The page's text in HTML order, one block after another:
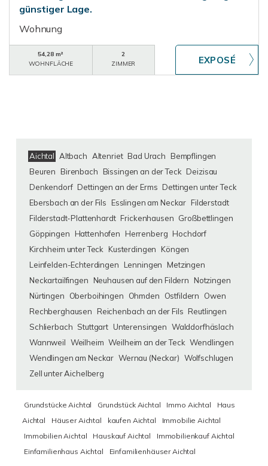
günstiger Lage.
Wohnung
54,28 m²
WOHNFLÄCHE
2
ZIMMER
Aichtal Altbach Altenriet Bad Urach
Bempflingen
Beuren
Birenbach Bissingen an der Teck Deizisau
Denkendorf Dettingen an der Erms Dettingen unter Teck
Ebersbach an der Fils
Esslingen am Neckar Filderstadt
Filderstadt-Plattenhardt Frickenhausen Großbettlingen
Göppingen
Hattenhofen Herrenberg Hochdorf
Kirchheim unter Teck
Kusterdingen
Köngen
Leinfelden-Echterdingen
Lenningen
Metzingen
Neckartailfingen
Neuhausen auf den Fildern
Notzingen
Nürtingen
Oberboihingen Ohmden Ostfildern
Owen
Rechberghausen
Reichenbach an der Fils Reutlingen
Schlierbach Stuttgart Unterensingen Walddorfhäslach
Wannweil Weilheim Weilheim an der Teck Wendlingen
Wendlingen am Neckar Wernau (Neckar) Wolfschlugen
Zell unter Aichelberg
Grundstücke Aichtal Grundstück Aichtal Immo Aichtal
Haus
Aichtal
Häuser Aichtal kaufen Aichtal
Immobilie Aichtal
Immobilien Aichtal
Hauskauf Aichtal
Immobilienkauf Aichtal
Einfamilienhaus Aichtal
Einfamilienhäuser Aichtal